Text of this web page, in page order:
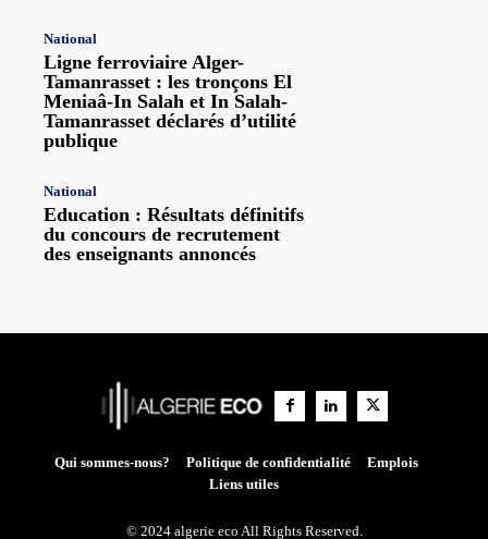
National
Ligne ferroviaire Alger-
Tamanrasset : les tronçons El
Meniaâ-In Salah et In Salah-
Tamanrasset déclarés d’utilité
publique
National
Education : Résultats définitifs
du concours de recrutement
des enseignants annoncés
Qui sommes-nous? Politique de confidentialité
Emplois
Liens utiles
© 2024 algerie eco All Rights Reserved.